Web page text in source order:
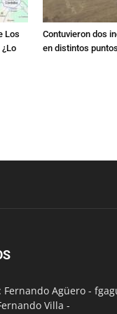
Los
Contuvieron dos
en distintos
Agüero -
Villa -